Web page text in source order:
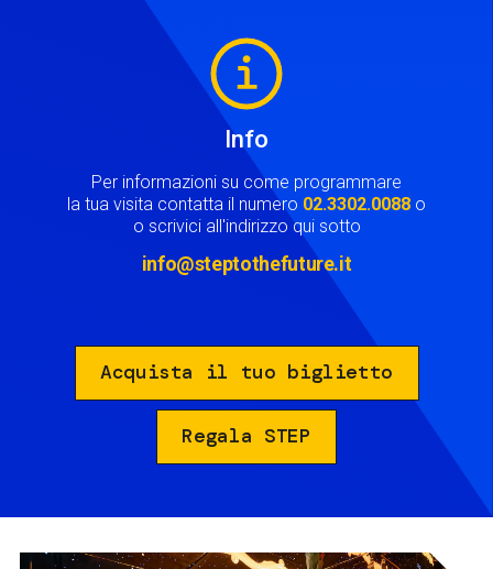
Info
Per informazioni su come programmare
la tua visita contatta il numero 02.3302.0088 o
o scrivici all'indirizzo qui sotto
info@steptothefuture.it
Acquista il tuo biglietto
Regala STEP